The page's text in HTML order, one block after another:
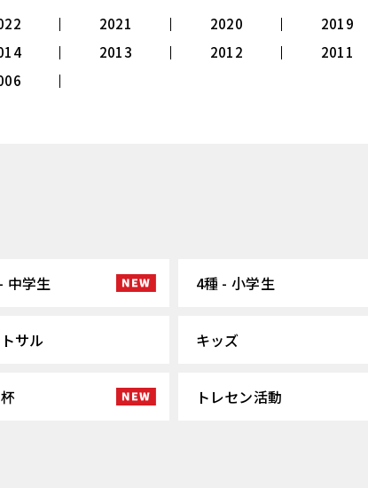
2021 2020
2019
2013 2012
2011
中学生 4種 - 小学生
サル キッズ
トレセン活動